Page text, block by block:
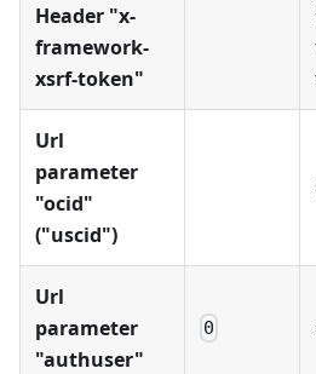
Header "x-
framework-
xsrf-token"
Url
parameter
"ocid"
("uscid")
Url
parameter
"authuser"
0